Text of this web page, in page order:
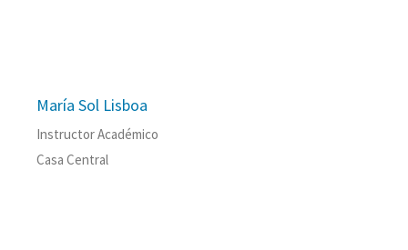
María Sol Lisboa
Instructor Académico
Casa Central